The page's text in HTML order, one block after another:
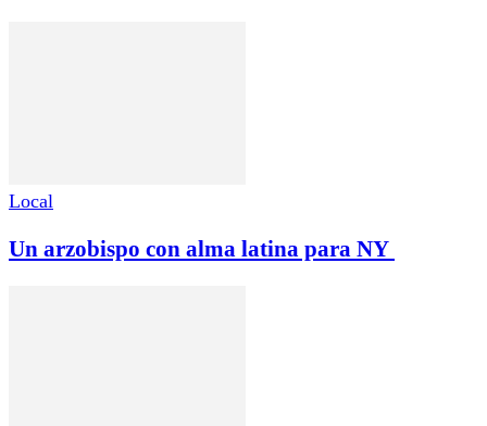
Local
Un arzobispo con alma latina para NY